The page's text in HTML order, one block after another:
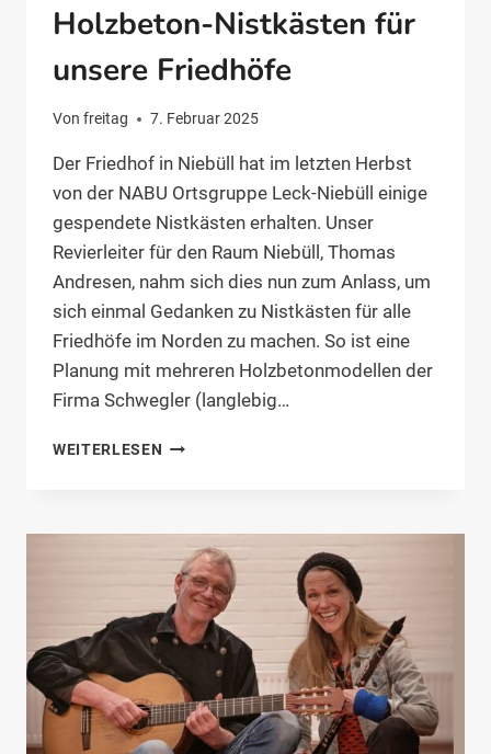
Holzbeton-Nistkästen für
unsere Friedhöfe
Von freitag 7. Februar 2025
Der Friedhof in Niebüll hat im letzten Herbst
von der NABU Ortsgruppe Leck-Niebüll einige
gespendete Nistkästen erhalten. Unser
Revierleiter für den Raum Niebüll, Thomas
Andresen, nahm sich dies nun zum Anlass, um
sich einmal Gedanken zu Nistkästen für alle
Friedhöfe im Norden zu machen. So ist eine
Planung mit mehreren Holzbetonmodellen der
Firma Schwegler (langlebig…
WEITERLESEN HOLZBETON-
FRIEDHÖFE